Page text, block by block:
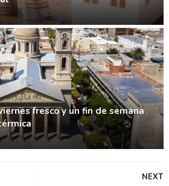
fresco y un fin de semana
NEXT